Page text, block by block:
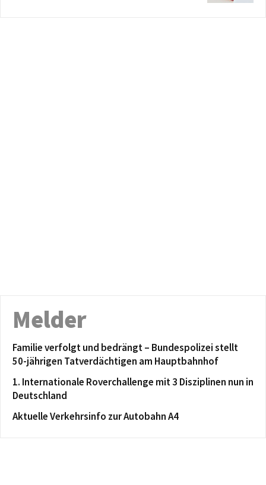
Melder
Familie verfolgt und bedrängt – Bundespolizei stellt
50-jährigen Tatverdächtigen am Hauptbahnhof
1. Internationale Roverchallenge mit 3 Disziplinen nun in
Deutschland
Aktuelle Verkehrsinfo zur Autobahn A4